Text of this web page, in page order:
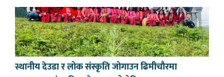
स्थानीय देउडा र लोक संस्कृति जोगाउन ढिमीचौरमा